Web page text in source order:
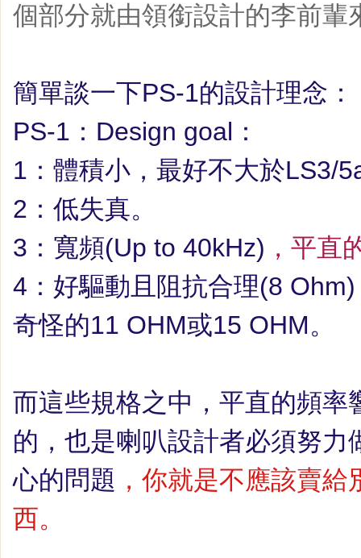
個部分就由領銜設計的李前輩
簡單談一下PS-1的設計理念：
PS-1 ： Design goal ：
1 ：體積小，最好不大於LS3/
2 ：低失真。
3 ：寬頻(Up to 40kHz) ，平直
4 ：好驅動且阻抗合理(8 Ohm)
奇怪的11 OHM或15 OHM。
而這些規格之中，平直的頻率
的，也是喇叭設計者必須努力
心的問題 ，你就是不應該賣
西。